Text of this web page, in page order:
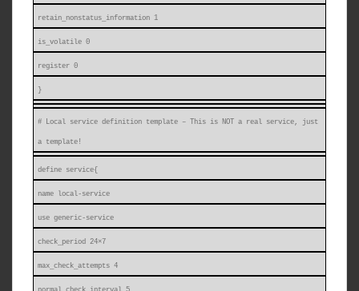
retain_nonstatus_information 1
is_volatile 0
register 0
}
# Local service definition template – This is NOT a real service, just
a template!
define service{
name local-service
use generic-service
check_period 24×7
max_check_attempts 4